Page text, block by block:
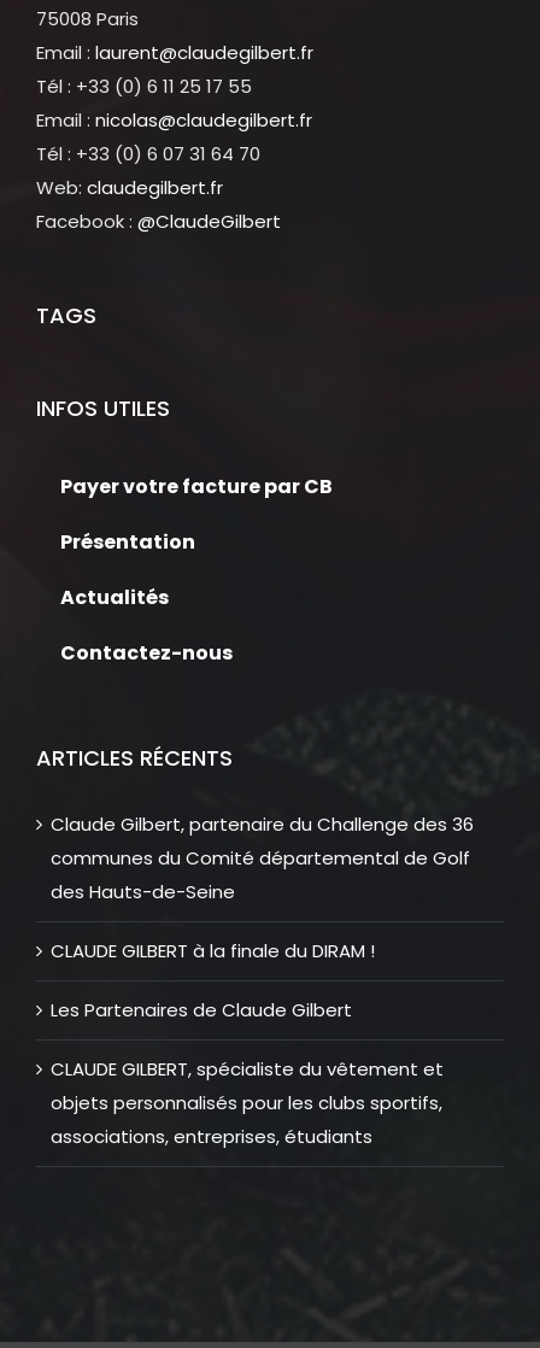
75008 Paris
Email : laurent@claudegilbert.fr
Tél : +33 (0) 6 11 25 17 55
Email : nicolas@claudegilbert.fr
Tél : +33 (0) 6 07 31 64 70
Web: claudegilbert.fr
Facebook : @ClaudeGilbert
TAGS
INFOS UTILES
Payer votre facture par CB
Présentation
Actualités
Contactez-nous
ARTICLES RÉCENTS
Claude Gilbert, partenaire du Challenge des 36
communes du Comité départemental de Golf
des Hauts-de-Seine
CLAUDE GILBERT à la finale du DIRAM !
Les Partenaires de Claude Gilbert
CLAUDE GILBERT, spécialiste du vêtement et
objets personnalisés pour les clubs sportifs,
associations, entreprises, étudiants